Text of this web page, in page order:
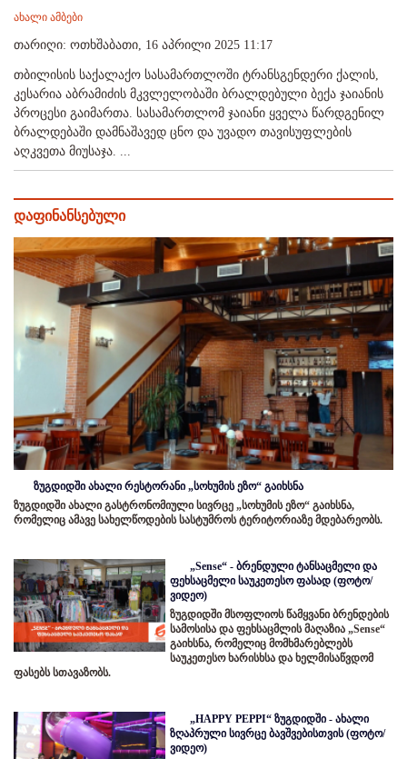
ახალი ამბები
თარიღი: ოთხშაბათი, 16 აპრილი 2025 11:17
თბილისის საქალაქო სასამართლოში ტრანსგენდერი ქალის,
კესარია აბრამიძის მკვლელობაში ბრალდებული ბექა ჯაიანის
პროცესი გაიმართა. სასამართლომ ჯაიანი ყველა წარდგენილ
ბრალდებაში დამნაშავედ ცნო და უვადო თავისუფლების
აღკვეთა მიუსაჯა. ...
დაფინანსებული
ზუგდიდში ახალი რესტორანი „სოხუმის ეზო“ გაიხსნა
ზუგდიდში ახალი გასტრონომიული სივრცე „სოხუმის ეზო“ გაიხსნა,
რომელიც ამავე სახელწოდების სასტუმროს ტერიტორიაზე მდებარეობს.
„Sense“ - ბრენდული ტანსაცმელი და
ფეხსაცმელი საუკეთესო ფასად (ფოტო/
ვიდეო)
ზუგდიდში მსოფლიოს წამყვანი ბრენდების
სამოსისა და ფეხსაცმლის მაღაზია „Sense“
გაიხსნა, რომელიც მომხმარებლებს
საუკეთესო ხარისხსა და ხელმისაწვდომ
ფასებს სთავაზობს.
„HAPPY PEPPI“ ზუგდიდში - ახალი
ზღაპრული სივრცე ბავშვებისთვის (ფოტო/
ვიდეო)